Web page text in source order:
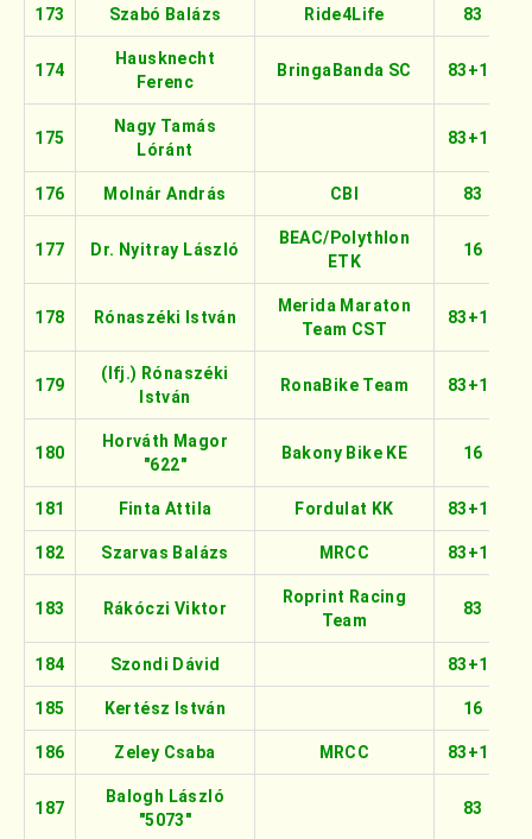
173 Szabó Balázs Ride4Life 83
174
Hausknecht
Ferenc
BringaBanda SC 83+16
175
Nagy Tamás
Lóránt
83+16
176 Molnár András CBI 83
177 Dr. Nyitray László
BEAC/Polythlon
ETK
16
178 Rónaszéki István
Merida Maraton
Team CST
83+16
179
(Ifj.) Rónaszéki
István
RonaBike Team 83+16
180
Horváth Magor
"622"
Bakony Bike KE 16
181 Finta Attila Fordulat KK 83+16
182 Szarvas Balázs MRCC 83+16
183 Rákóczi Viktor
Roprint Racing
Team
83
184 Szondi Dávid 83+16
185 Kertész István 16
186 Zeley Csaba MRCC 83+16
187
Balogh László
"5073"
83